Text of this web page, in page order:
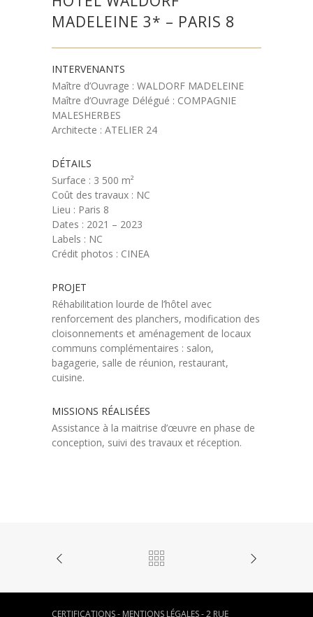
MADELEINE 3* – PARIS 8
INTERVENANTS
Maître d’Ouvrage : WALDORF MADELEINE
Maître d’Ouvrage Délégué : COMPAGNIE
MALESHERBES
Architecte : ATELIER 24
DÉTAILS
Surface : 3 500 m²
Coût des travaux : NC
Lieu : Paris 8
Dates : 2021 – 2023
Labels : NC
Crédit photos : CINEA
PROJET
Réhabilitation lourde de l’hôtel avec
renforcement des planchers, modification des
cloisonnements et aménagement de locaux
communs complémentaires : salon,
bagagerie, salle de réunion, restaurant,
cuisine.
MISSIONS RÉALISÉES
Assistance à la maitrise d’œuvre en phase de
conception, suivi des travaux et réception.
CERTIFICATIONS- MENTIONS LÉGALES- 2 RUE